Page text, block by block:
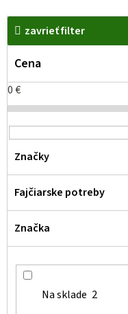
zavrieť filter
Cena
0€
Na sklade 2
Značky
Fajčiarske potreby
Značka
V
p
s
p
r
o
d
u
k
o